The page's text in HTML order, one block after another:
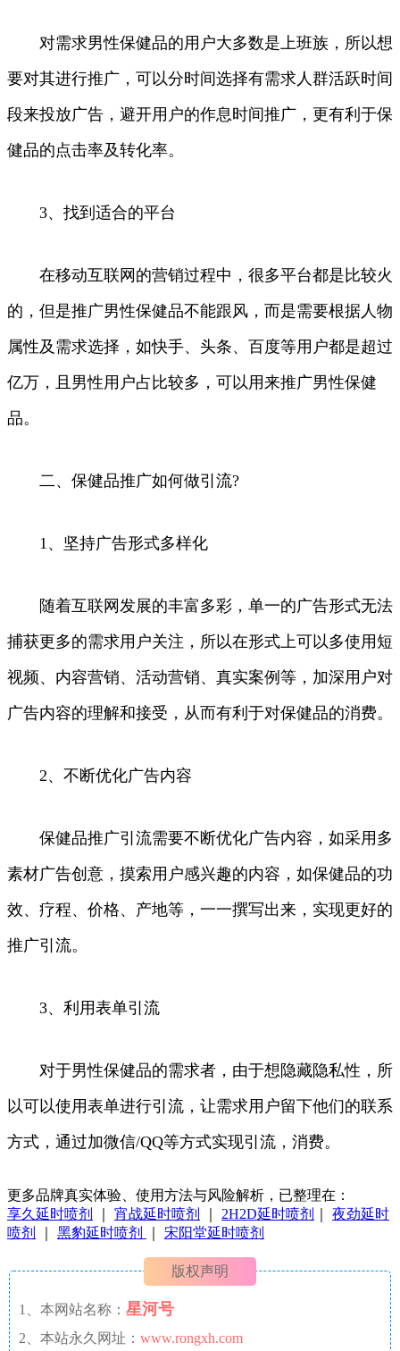
对需求男性保健品的用户大多数是上班族，所以想
要对其进行推广，可以分时间选择有需求人群活跃时间
段来投放广告，避开用户的作息时间推广，更有利于保
健品的点击率及转化率。
3、找到适合的平台
在移动互联网的营销过程中，很多平台都是比较火
的，但是推广男性保健品不能跟风，而是需要根据人物
属性及需求选择，如快手、头条、百度等用户都是超过
亿万，且男性用户占比较多，可以用来推广男性保健
品。
二、保健品推广如何做引流?
1、坚持广告形式多样化
随着互联网发展的丰富多彩，单一的广告形式无法
捕获更多的需求用户关注，所以在形式上可以多使用短
视频、内容营销、活动营销、真实案例等，加深用户对
广告内容的理解和接受，从而有利于对保健品的消费。
2、不断优化广告内容
保健品推广引流需要不断优化广告内容，如采用多
素材广告创意，摸索用户感兴趣的内容，如保健品的功
效、疗程、价格、产地等，一一撰写出来，实现更好的
推广引流。
3、利用表单引流
对于男性保健品的需求者，由于想隐藏隐私性，所
以可以使用表单进行引流，让需求用户留下他们的联系
方式，通过加微信/QQ等方式实现引流，消费。
更多品牌真实体验、使用方法与风险解析，已整理在：
享久延时喷剂
宵战延时喷剂 2H2D延时喷剂
夜劲延时
喷剂
黑豹延时喷剂 宋阳堂延时喷剂
版权声明
1、本网站名称： 星河号
2、本站永久网址： www.rongxh.com